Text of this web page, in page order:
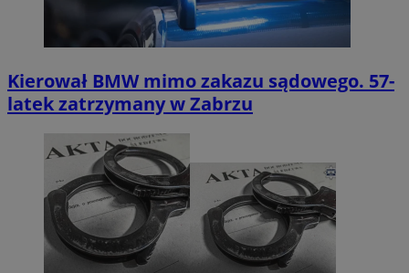
Kierował BMW mimo zakazu sądowego. 57-
latek zatrzymany w Zabrzu